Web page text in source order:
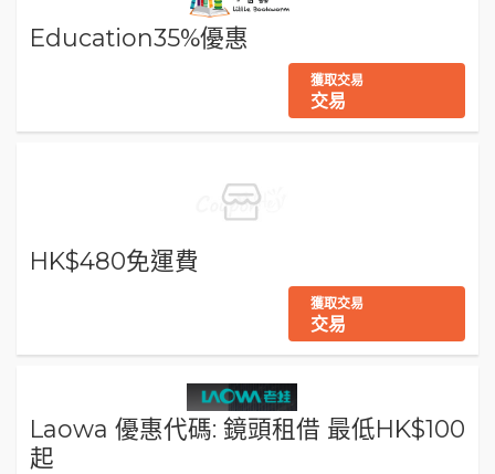
Education35%優惠
獲取交易
交易
HK$480免運費
獲取交易
交易
Laowa 優惠代碼: 鏡頭租借 最低HK$100
起